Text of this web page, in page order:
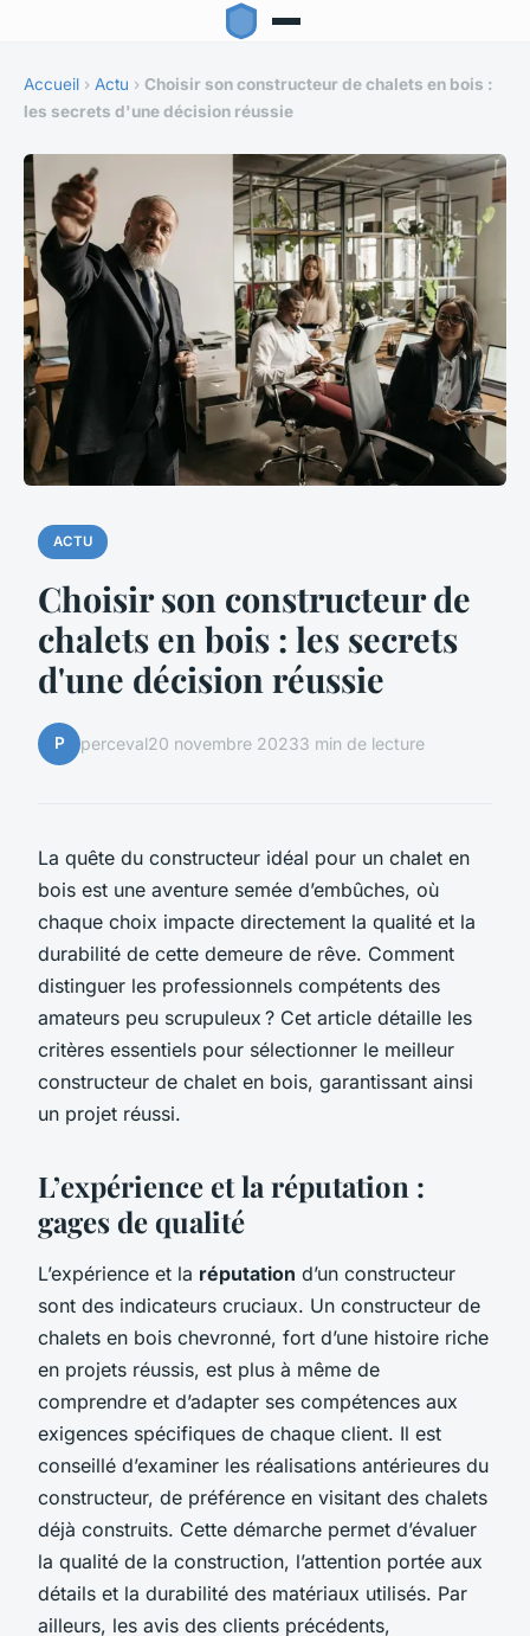
Accueil › Actu › Choisir son constructeur de chalets en bois :
les secrets d'une décision réussie
ACTU
Choisir son constructeur de
chalets en bois : les secrets
d'une décision réussie
P perceval20 novembre 20233 min de lecture
La quête du constructeur idéal pour un chalet en
bois est une aventure semée d’embûches, où
chaque choix impacte directement la qualité et la
durabilité de cette demeure de rêve. Comment
distinguer les professionnels compétents des
amateurs peu scrupuleux ? Cet article détaille les
critères essentiels pour sélectionner le meilleur
constructeur de chalet en bois, garantissant ainsi
un projet réussi.
L’expérience et la réputation :
gages de qualité
L’expérience et la réputation d’un constructeur
sont des indicateurs cruciaux. Un constructeur de
chalets en bois chevronné, fort d’une histoire riche
en projets réussis, est plus à même de
comprendre et d’adapter ses compétences aux
exigences spécifiques de chaque client. Il est
conseillé d’examiner les réalisations antérieures du
constructeur, de préférence en visitant des chalets
déjà construits. Cette démarche permet d’évaluer
la qualité de la construction, l’attention portée aux
détails et la durabilité des matériaux utilisés. Par
ailleurs, les avis des clients précédents,